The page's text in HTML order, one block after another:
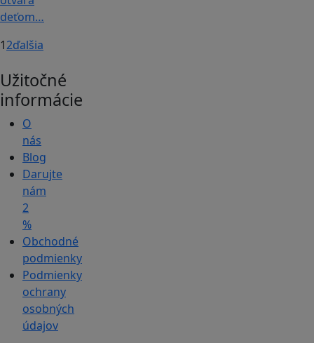
deťom…
12ďalšia
Užitočné
informácie
O
nás
Blog
Darujte
nám
2
%
Obchodné
podmienky
Podmienky
ochrany
osobných
údajov